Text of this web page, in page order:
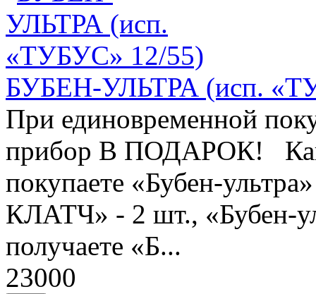
БУБЕН-УЛЬТРА (исп.
При единовременной
прибор В ПОДАРОК! Как
покупаете «Бубен-
КЛАТЧ» - 2 шт., «Бубен-
получаете «Б...
23000